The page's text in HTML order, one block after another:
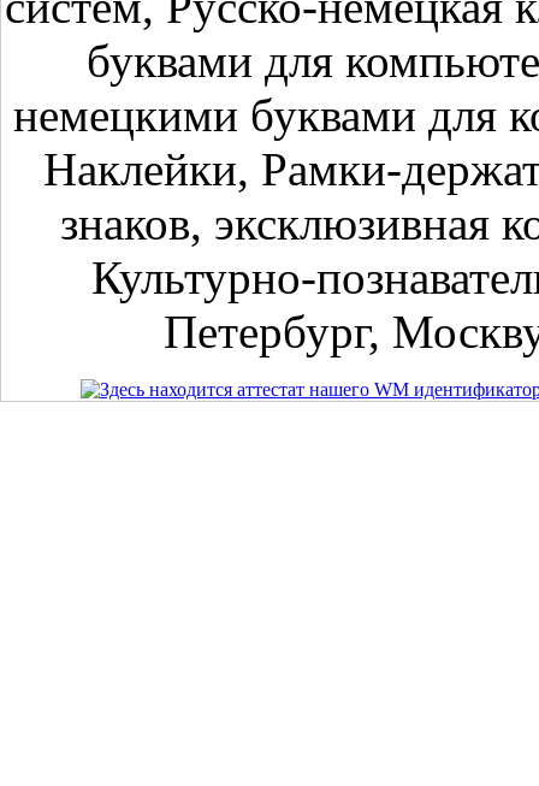
буквами для
немецкими буквами для
Наклейки, Рамки-
знаков, эксклюзивная
Культурно-
Петербург,